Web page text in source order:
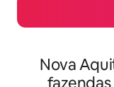
Nova